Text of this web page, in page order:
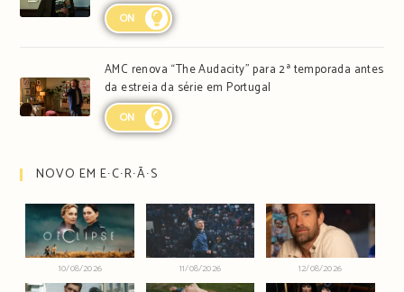
ON
AMC renova “The Audacity” para 2ª temporada antes
da estreia da série em Portugal
ON
NOVO EM E∙C∙R∙Ã∙S
10/08/2026 11/08/2026 12/08/2026